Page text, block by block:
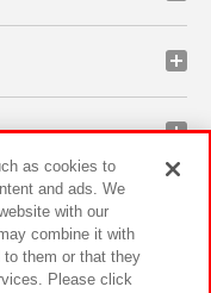
as cookies to
and ads. We
with our
combine it with
to them or that they
Please click